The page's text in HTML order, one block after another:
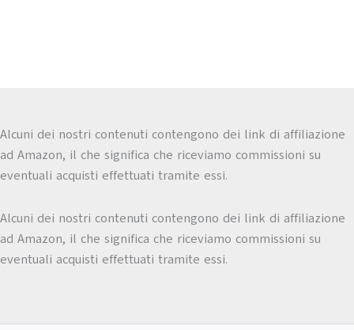
Alcuni dei nostri contenuti contengono dei link di affiliazione
ad Amazon, il che significa che riceviamo commissioni su
eventuali acquisti effettuati tramite essi.
Alcuni dei nostri contenuti contengono dei link di affiliazione
ad Amazon, il che significa che riceviamo commissioni su
eventuali acquisti effettuati tramite essi.